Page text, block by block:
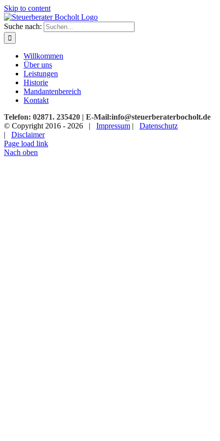
Skip to content
Suche nach:
Willkommen
Über uns
Leistungen
Historie
Mandantenbereich
Kontakt
Telefon: 02871. 235420 | E-Mail:info@steuerberaterbocholt.de
© Copyright 2016 - 2026 | Impressum | Datenschutz
| Disclaimer
Page load link
Nach oben